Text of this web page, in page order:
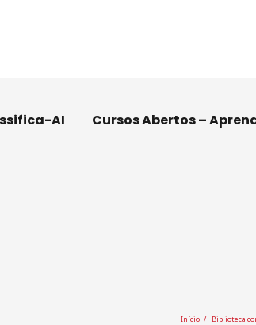
AI Cursos Abertos –
Início Biblioteca